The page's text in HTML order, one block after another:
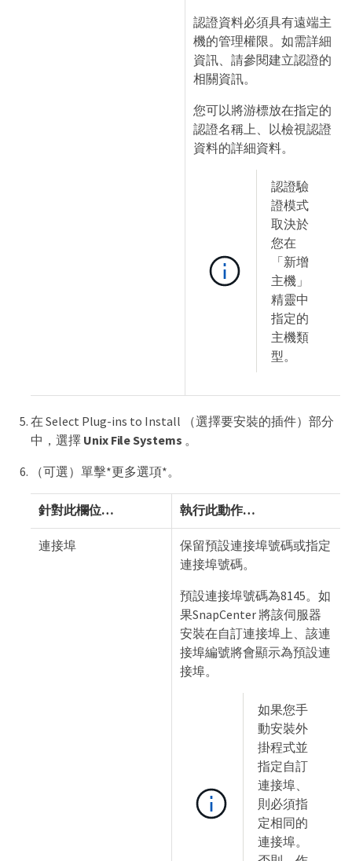
認證資料必須具有遠端主
機的管理權限。如需詳細
資訊、請參閱建立認證的
相關資訊。
您可以將游標放在指定的
認證名稱上、以檢視認證
資料的詳細資料。
認證驗
證模式
取決於
您在
「新增
主機」
精靈中
指定的
主機類
型。
在 Select Plug-ins to Install （選擇要安裝的插件）部分
中，選擇 Unix File Systems 。
（可選）單擊*更多選項*。
針對此欄位…​ 執行此動作…​
連接埠
保留預設連接埠號碼或指定
連接埠號碼。
預設連接埠號碼為8145。如
果SnapCenter 將該伺服器
安裝在自訂連接埠上、該連
接埠編號將會顯示為預設連
接埠。
如果您手
動安裝外
掛程式並
指定自訂
連接埠、
則必須指
定相同的
連接埠。